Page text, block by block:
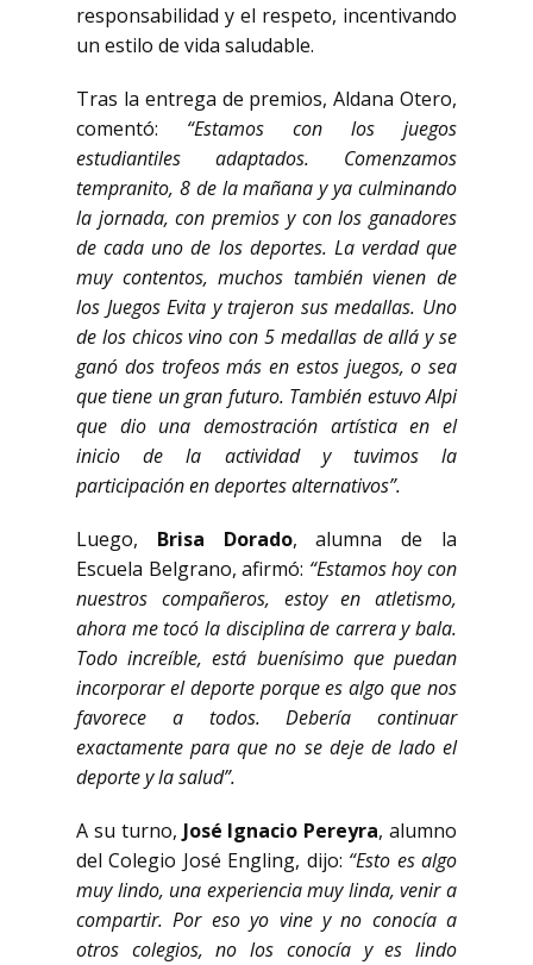
responsabilidad y el respeto, incentivando
un estilo de vida saludable.
Tras la entrega de premios, Aldana Otero,
comentó: “Estamos con los juegos
estudiantiles adaptados. Comenzamos
tempranito, 8 de la mañana y ya culminando
la jornada, con premios y con los ganadores
de cada uno de los deportes. La verdad que
muy contentos, muchos también vienen de
los Juegos Evita y trajeron sus medallas. Uno
de los chicos vino con 5 medallas de allá y se
ganó dos trofeos más en estos juegos, o sea
que tiene un gran futuro. También estuvo Alpi
que dio una demostración artística en el
inicio de la actividad y tuvimos la
participación en deportes alternativos”.
Luego, Brisa Dorado, alumna de la
Escuela Belgrano, afirmó: “Estamos hoy con
nuestros compañeros, estoy en atletismo,
ahora me tocó la disciplina de carrera y bala.
Todo increíble, está buenísimo que puedan
incorporar el deporte porque es algo que nos
favorece a todos. Debería continuar
exactamente para que no se deje de lado el
deporte y la salud”.
A su turno, José Ignacio Pereyra, alumno
del Colegio José Engling, dijo: “Esto es algo
muy lindo, una experiencia muy linda, venir a
compartir. Por eso yo vine y no conocía a
otros colegios, no los conocía y es lindo